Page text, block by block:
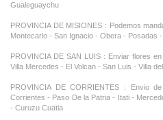
Gualeguaychu
PROVINCIA DE MISIONES : Podemos
Montecarlo - San Ignacio - Obera - Posadas
PROVINCIA DE SAN LUIS : Enviar flores
Villa Mercedes - El Volcan - San Luis - Villa
PROVINCIA DE CORRIENTES : Envio
Corrientes - Paso De la Patria - Itati -
- Curuzu Cuatia